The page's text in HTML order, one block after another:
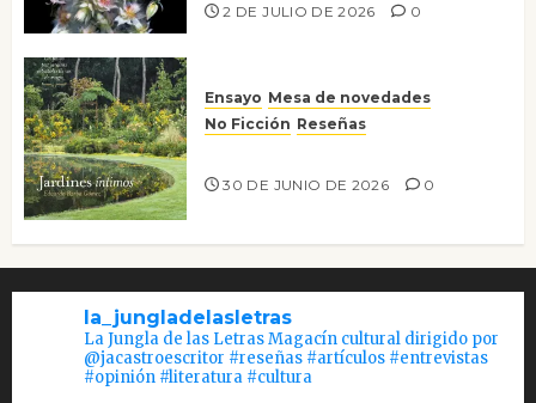
2 DE JULIO DE 2026 0
Ensayo Mesa de novedades
No Ficción Reseñas
30 DE JUNIO DE 2026 0
la_jungladelasletras
La Jungla de las Letras Magacín cultural dirigido por
@jacastroescritor #reseñas #artículos #entrevistas
#opinión #literatura #cultura